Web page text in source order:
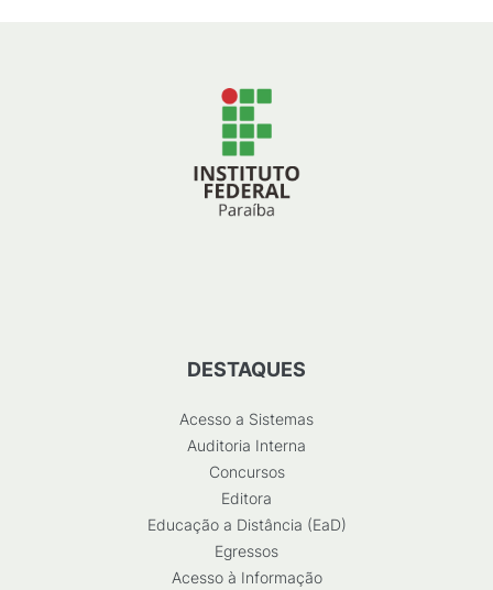
DESTAQUES
Acesso a Sistemas
Auditoria Interna
Concursos
Editora
Educação a Distância (EaD)
Egressos
Acesso à Informação